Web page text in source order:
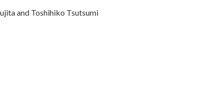
and Toshihiko Tsutsumi